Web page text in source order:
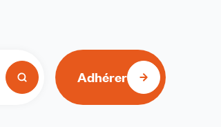
Adhérer